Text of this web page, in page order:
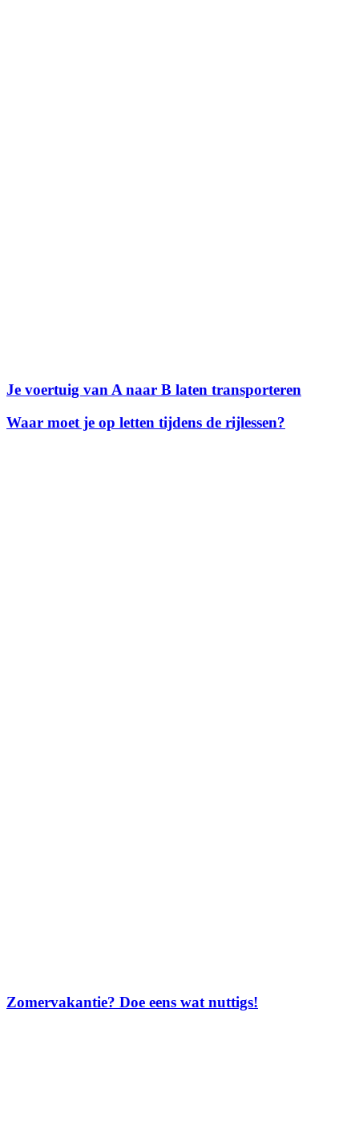
Je voertuig van A naar B laten transporteren
Waar moet je op letten tijdens de rijlessen?
Zomervakantie? Doe eens wat nuttigs!